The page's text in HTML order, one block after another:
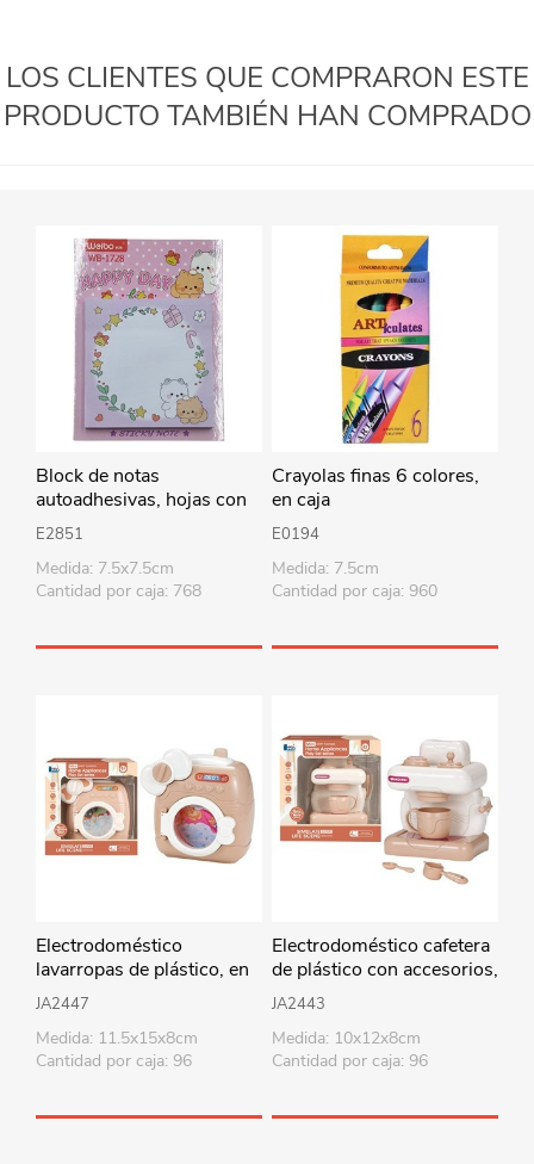
LOS CLIENTES QUE COMPRARON ESTE
PRODUCTO TAMBIÉN HAN COMPRADO
Block de notas
autoadhesivas, hojas con
diseño varios colores, en
bolsa
E2851
Medida: 7.5x7.5cm
Cantidad por caja: 768
Crayolas finas 6 colores,
en caja
E0194
Medida: 7.5cm
Cantidad por caja: 960
Electrodoméstico
lavarropas de plástico, en
caja
JA2447
Medida: 11.5x15x8cm
Cantidad por caja: 96
Electrodoméstico cafetera
de plástico con accesorios,
en caja
JA2443
Medida: 10x12x8cm
Cantidad por caja: 96